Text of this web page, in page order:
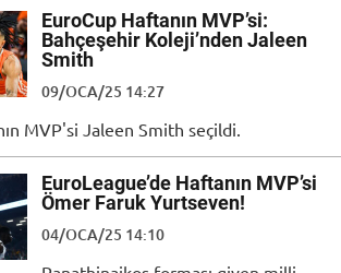
EuroCup Haftanın MVP’si:
Bahçeşehir Koleji’nden Jaleen
Smith
09/OCA/25 14:27
MVP'si Jaleen Smith seçildi.
EuroLeague’de Haftanın MVP’si
Ömer Faruk Yurtseven!
04/OCA/25 14:10